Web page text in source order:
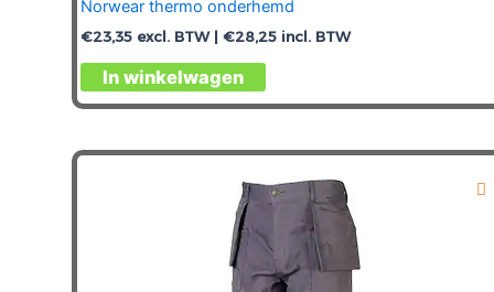
Norwear thermo onderhemd
€23,35 excl. BTW | €28,25 incl. BTW
In winkelwagen
Dit
product
meerdere
Deze
optie
kan
gekozen